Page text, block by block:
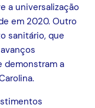
a universalização
em 2020. Outro
sanitário, que
demonstram a